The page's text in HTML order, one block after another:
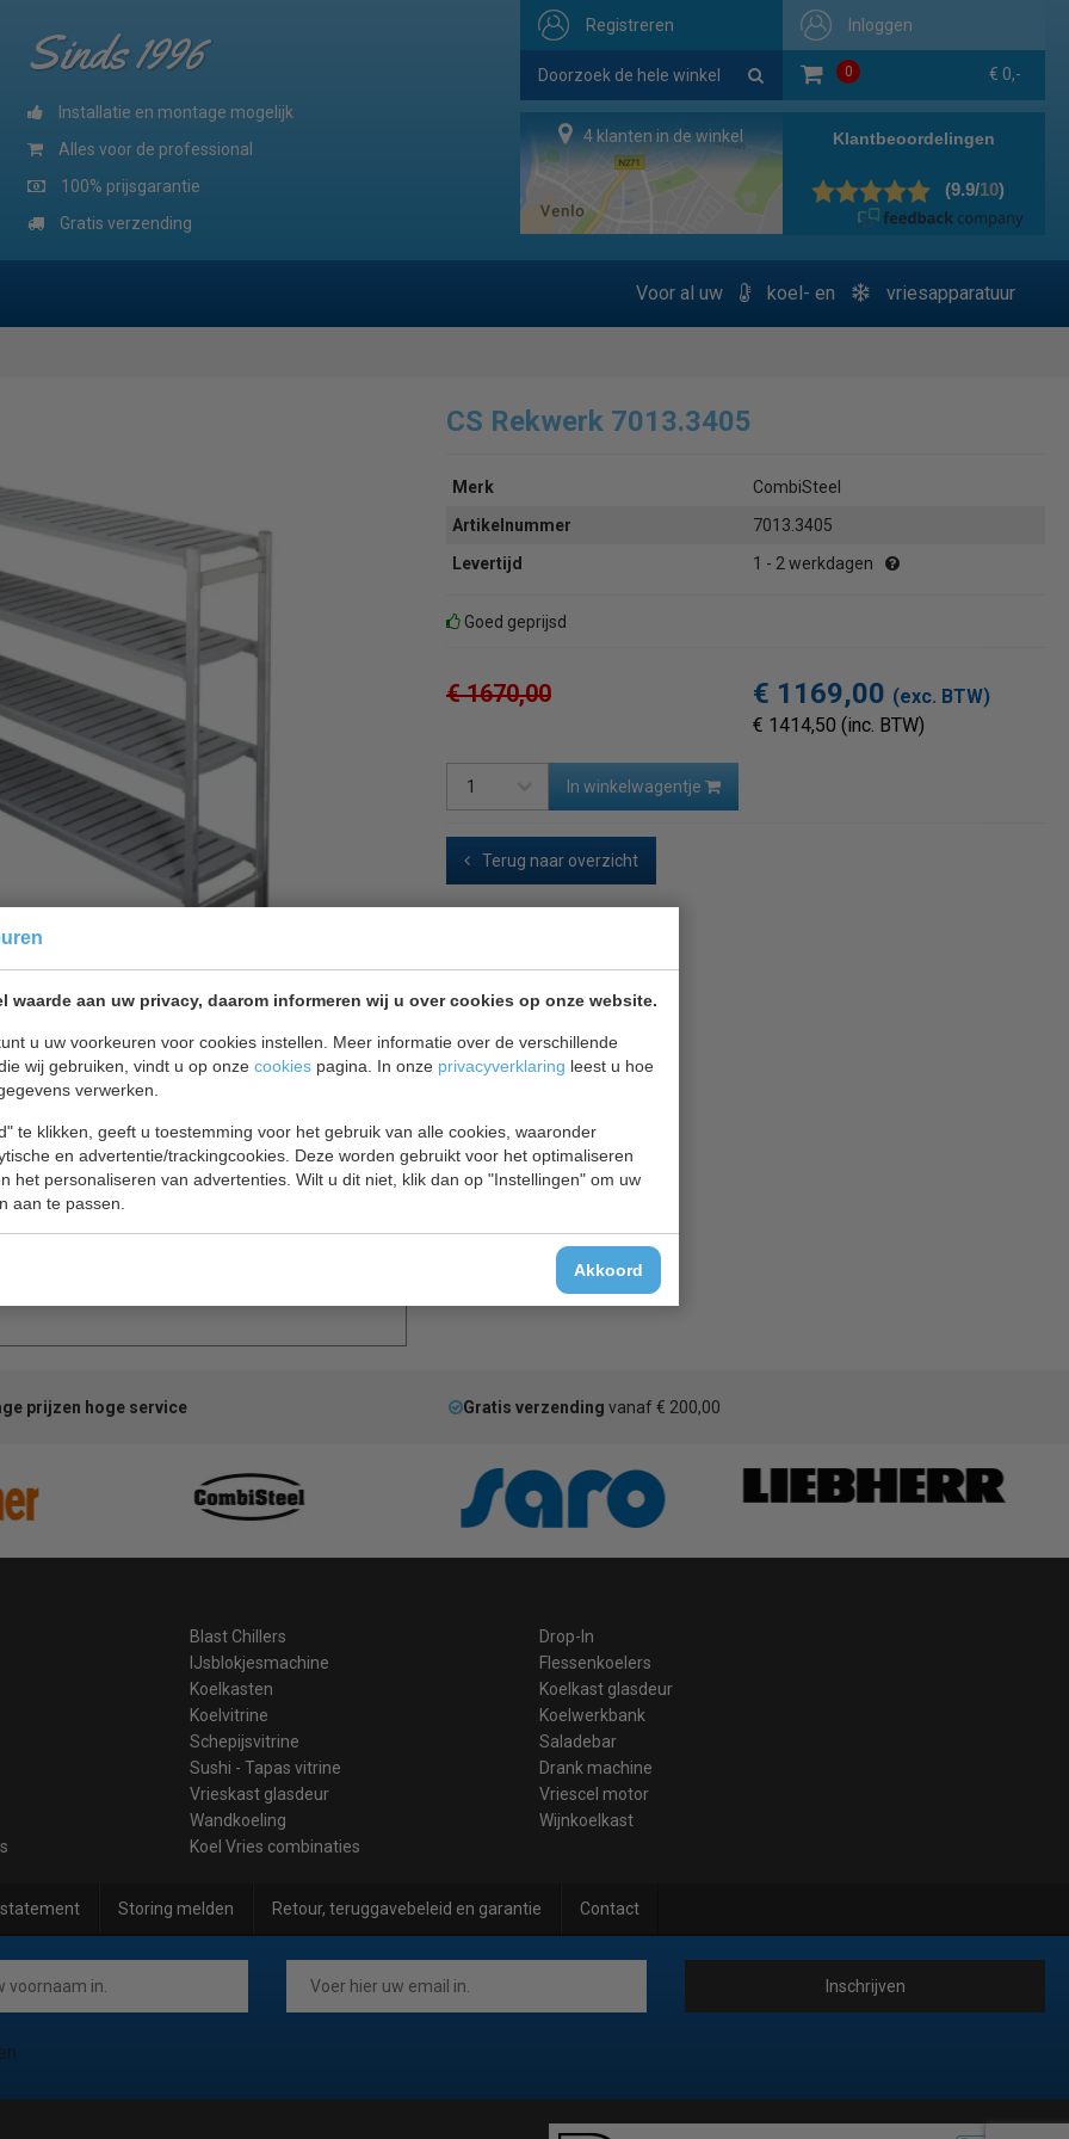
waarde aan uw privacy, daarom informeren wij u over cookies op onze website.
u uw voorkeuren voor cookies instellen. Meer informatie over de verschillende
wij gebruiken, vindt u op onze cookies pagina. In onze privacyverklaring leest u hoe
verwerken.
te klikken, geeft u toestemming voor het gebruik van alle cookies, waaronder
en advertentie/trackingcookies. Deze worden gebruikt voor het optimaliseren
het personaliseren van advertenties. Wilt u dit niet, klik dan op "Instellingen" om uw
aan te passen.
Akkoord
Inloggen
0 € 0,-
Registreren
Sinds 1996
Installatie en montage mogelijk
Alles voor de professional
100% prijsgarantie
Gratis verzending
4 klanten in de winkel
Voor al uw koel- en vriesapparatuur
CS Rekwerk 7013.3405
Merk
CombiSteel
Artikelnummer
7013.3405
Levertijd
1 - 2 werkdagen
Goed geprijsd
€ 1670,00 € 1169,00 (exc. BTW)
€ 1414,50 (inc. BTW)
In winkelwagentje
Terug naar overzicht
/ vries cel 7489.2200
of een L vorm, of een U vorm zijn.
prijzen hoge service Gratis verzending vanaf € 200,00
Blast Chillers
Drop-In
IJsblokjesmachine
Flessenkoelers
Koelkasten
Koelkast glasdeur
Koelvitrine
Koelwerkbank
Schepijsvitrine
Saladebar
Sushi - Tapas vitrine
Drank machine
Vrieskast glasdeur
Vriescel motor
Wandkoeling
Wijnkoelkast
Koel Vries combinaties
statement Storing melden Retour, teruggavebeleid en garantie Contact
Inschrijven